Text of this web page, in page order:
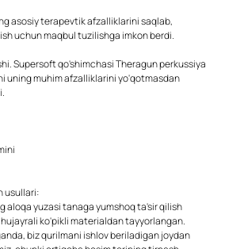
asosiy terapevtik afzalliklarini saqlab,
uchun maqbul tuzilishga imkon berdi.
Supersoft qo'shimchasi Theragun perkussiya
uning muhim afzalliklarini yo'qotmasdan
usullari:
aloqa yuzasi tanaga yumshoq ta'sir qilish
ko'pikli materialdan tayyorlangan.
biz qurilmani ishlov beriladigan joydan